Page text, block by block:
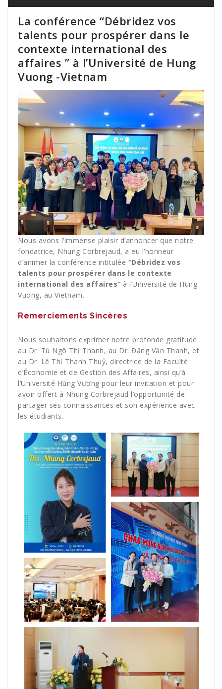
La conférence “Débridez vos
talents pour prospérer dans le
contexte international des
affaires ” à l’Université de Hung
Vuong -Vietnam
Nous avons l’immense plaisir d’annoncer que notre
fondatrice, Nhung Corbrejaud, a eu l’honneur
d’animer la conférence intitulée “Débridez vos
talents pour prospérer dans le contexte
international des affaires” à l’Université de Hung
Vuong, au Vietnam.
Remerciements Sincères
Nous souhaitons exprimer notre profonde gratitude
au Dr. Tú Ngô Thị Thanh, au Dr. Đặng Văn Thanh, et
au Dr. Lê Thị Thanh Thuỷ, directrice de la Faculté
d’Économie et de Gestion des Affaires, ainsi qu’à
l’Université Hùng Vương pour leur invitation et pour
avoir offert à Nhung Corbrejaud l’opportunité de
partager ses connaissances et son expérience avec
les étudiants.